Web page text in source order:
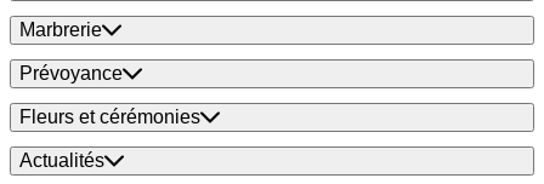
Marbrerie
Prévoyance
Fleurs et cérémonies
Actualités